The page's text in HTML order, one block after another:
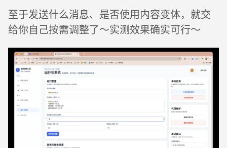
至于发送什么消息、是否使用内容变体，就交
给你自己按需调整了～实测效果确实可行～